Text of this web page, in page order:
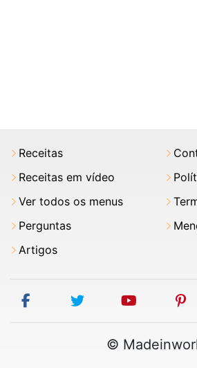
Receitas
Receitas em vídeo
Ver todos os menus
Perguntas
Artigos
facebooktwitter youtube
©